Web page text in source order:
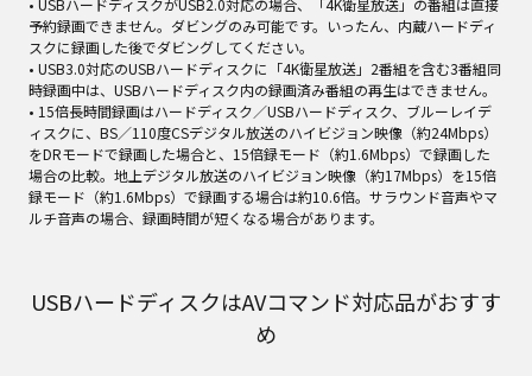
予約録画できません。ダビングのみ可能です。いったん、内蔵ハードディ
スクに録画した後でダビングしてください。
• USB3.0対応のUSBハードディスクに「4K衛星放送」2番組を含む3番組同
時録画中は、USBハードディスク内の録画済み番組の再生はできません。
• 15倍長時間録画はハードディスク／USBハードディスク、ブルーレイデ
ィスクに、BS／110度CSデジタル放送のハイビジョン映像（約24Mbps）
をDRモードで録画した場合と、15倍録モード（約1.6Mbps）で録画した
場合の比較。地上デジタル放送のハイビジョン映像（約17Mbps）を15倍
録モード（約1.6Mbps）で録画する場合は約10.6倍。サラウンド音声やマ
ルチ音声の場合、録画時間が短くなる場合があります。
USBハードディスクはAVコマンド対応品がおすす
め